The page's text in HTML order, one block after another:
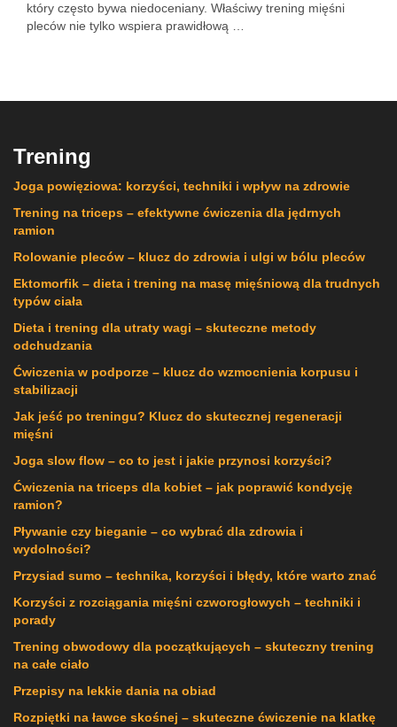
który często bywa niedoceniany. Właściwy trening mięśni
pleców nie tylko wspiera prawidłową …
Trening
Joga powięziowa: korzyści, techniki i wpływ na zdrowie
Trening na triceps – efektywne ćwiczenia dla jędrnych
ramion
Rolowanie pleców – klucz do zdrowia i ulgi w bólu pleców
Ektomorfik – dieta i trening na masę mięśniową dla trudnych
typów ciała
Dieta i trening dla utraty wagi – skuteczne metody
odchudzania
Ćwiczenia w podporze – klucz do wzmocnienia korpusu i
stabilizacji
Jak jeść po treningu? Klucz do skutecznej regeneracji
mięśni
Joga slow flow – co to jest i jakie przynosi korzyści?
Ćwiczenia na triceps dla kobiet – jak poprawić kondycję
ramion?
Pływanie czy bieganie – co wybrać dla zdrowia i
wydolności?
Przysiad sumo – technika, korzyści i błędy, które warto znać
Korzyści z rozciągania mięśni czworogłowych – techniki i
porady
Trening obwodowy dla początkujących – skuteczny trening
na całe ciało
Przepisy na lekkie dania na obiad
Rozpiętki na ławce skośnej – skuteczne ćwiczenie na klatkę